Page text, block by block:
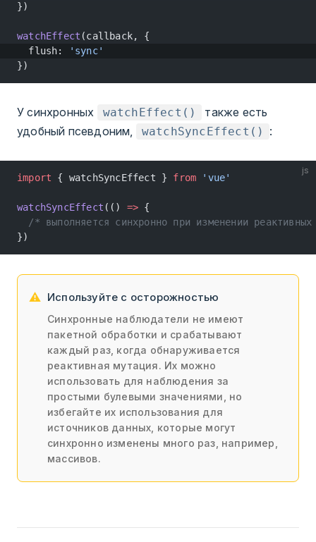
})
watchEffect (callback, {
  flush:
'sync'
})
У синхронных watchEffect()
также есть
удобный псевдоним,
watchSyncEffect() :
js
import { watchSyncEffect } from 'vue'
watchSyncEffect (() => {
/* выполняется синхронно при изменении реактивных
})
Используйте с осторожностью
Синхронные наблюдатели не имеют
пакетной обработки и срабатывают
каждый раз, когда обнаруживается
реактивная мутация. Их можно
использовать для наблюдения за
простыми булевыми значениями, но
избегайте их использования для
источников данных, которые могут
синхронно изменены много раз, например,
массивов.